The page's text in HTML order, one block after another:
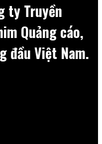
ty Truyền
Quảng cáo,
đầu Việt Nam.